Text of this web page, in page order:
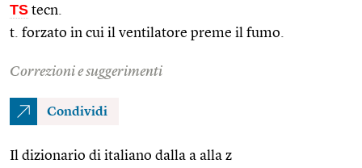
TS tecn.
t. forzato in cui il ventilatore preme il fumo.
Correzioni e suggerimenti
Condividi
Il dizionario di italiano dalla a alla z